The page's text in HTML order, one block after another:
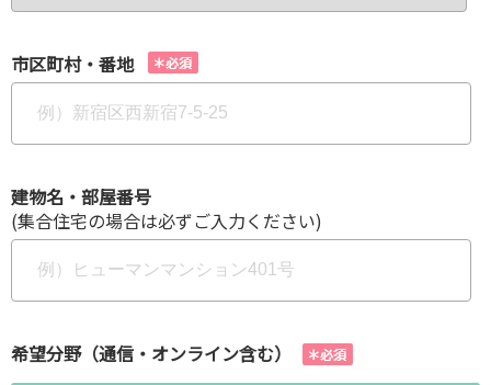
市区町村・番地
建物名・部屋番号
(集合住宅の場合は必ずご入力ください)
希望分野（通信・オンライン含む）